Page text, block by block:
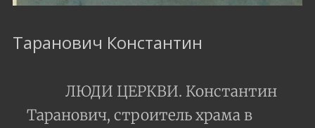
Таранович Константин
ЛЮДИ ЦЕРКВИ. Константин
Таранович, строитель храма в